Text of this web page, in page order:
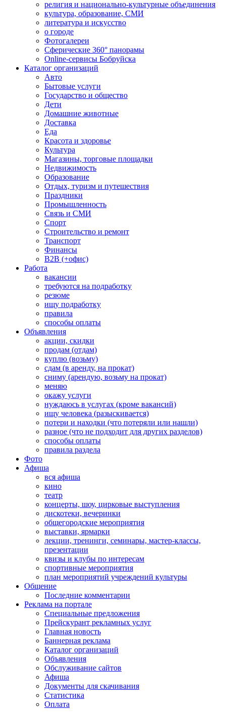
религия и национально-культурные объединения
культура, образование, СМИ
литература и искусство
о городе
Фотогалереи
Сферические 360° панорамы
Online-сервисы Бобруйска
Каталог организаций
Авто
Бытовые услуги
Государство и общество
Дети
Домашние животные
Доставка
Еда
Красота и здоровье
Культура
Магазины, торговые площадки
Недвижимость
Образование
Отдых, туризм и путешествия
Праздники
Промышленность
Связь и СМИ
Спорт
Строительство и ремонт
Транспорт
Финансы
B2B (+офис)
Работа
вакансии
требуются на подработку
резюме
ищу подработку
правила
способы оплаты
Объявления
акции, скидки
продам (отдам)
куплю (возьму)
сдам (в аренду, на прокат)
сниму (арендую, возьму на прокат)
меняю
окажу услуги
нуждаюсь в услугах (кроме вакансий)
ищу человека (разыскивается)
потери и находки (что потеряли или нашли)
разное (что не подходит для других разделов)
способы оплаты
правила раздела
Фото
Афиша
вся афиша
кино
театр
концерты, шоу, цирковые выступления
дискотеки, вечеринки
общегородские мероприятия
выставки, ярмарки
лекции, тренинги, семинары, мастер-классы,
презентации
квизы и клубы по интересам
спортивные мероприятия
план мероприятий учреждений культуры
Общение
Последние комментарии
Реклама на портале
Специальные предложения
Прейскурант рекламных услуг
Главная новость
Баннерная реклама
Каталог организаций
Объявления
Обслуживание сайтов
Афиша
Документы для скачивания
Статистика
Оплата